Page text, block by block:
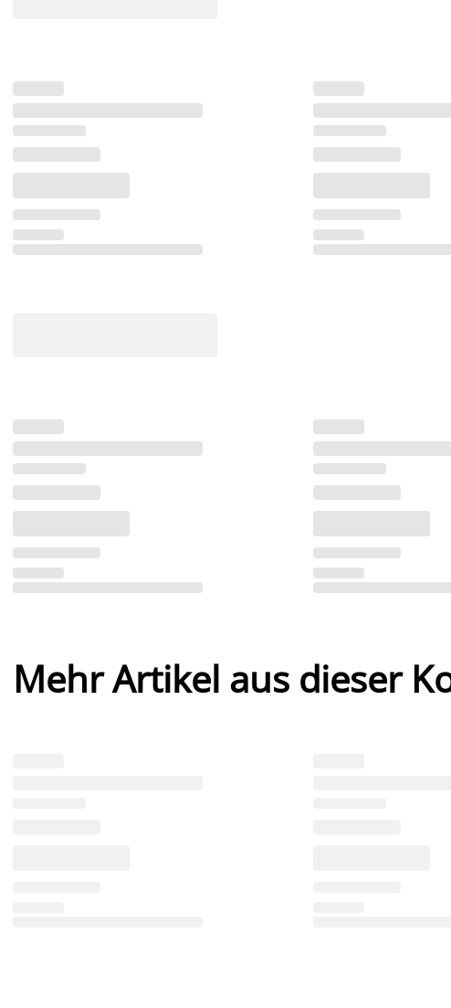
Mehr Artikel aus dieser